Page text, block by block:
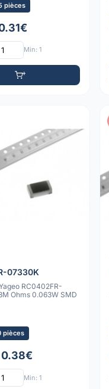
pièces
Min: 1
07330K
RC0402FR-
Ohms 0.063W SMD
pièces
0.38€
Min: 1